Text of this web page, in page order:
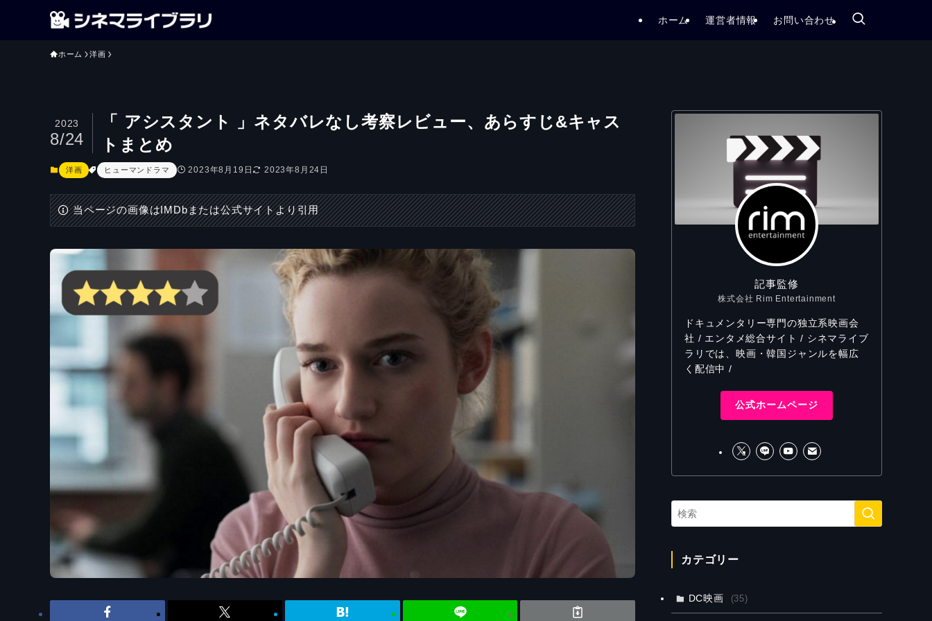
ホーム 運営者情報 お問い合わせ
ホーム 洋画
「 アシスタント 」ネタバレなし考察レビュー、あらすじ&キャス
トまとめ
2023
8/24
洋画 ヒューマンドラマ 2023年8月19日 2023年8月24日
当ページの画像はIMDbまたは公式サイトより引用
記事監修
株式会社 Rim Entertainment
ドキュメンタリー専門の独立系映画会
社 / エンタメ総合サイト / シネマライブ
ラリでは、映画・韓国ジャンルを幅広
く配信中 /
公式ホームページ
カテゴリー
DC映画 (35)